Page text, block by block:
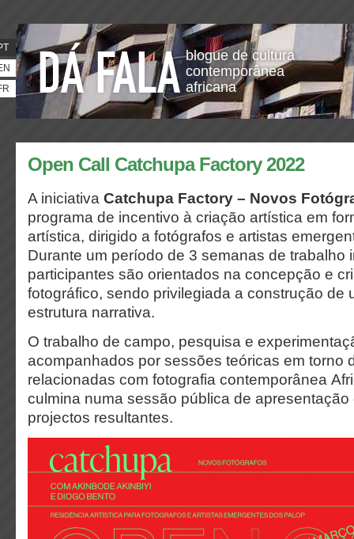
blogue de cultura
contemporânea
africana
Open Call Catchupa Factory 2022
A iniciativa Catchupa Factory – Novos
programa de incentivo à criação artística em
artística, dirigido a fotógrafos e artistas
Durante um período de 3 semanas de trabalho
participantes são orientados na concepção e
fotográfico, sendo privilegiada a construção de
estrutura narrativa.
O trabalho de campo, pesquisa e
acompanhados por sessões teóricas em torno
relacionadas com fotografia contemporânea
culmina numa sessão pública de apresentação
projectos resultantes.